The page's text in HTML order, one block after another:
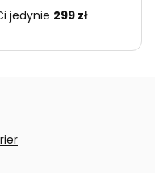
jedynie 299 zł